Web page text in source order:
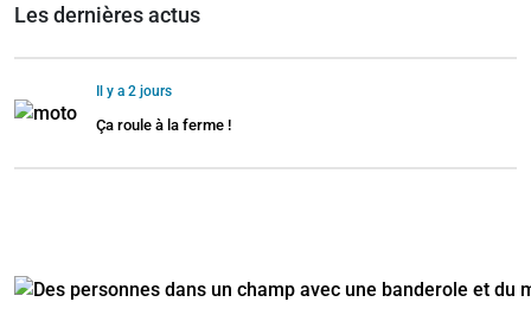
Les dernières actus
Il y a 2 jours
Ça roule à la ferme !